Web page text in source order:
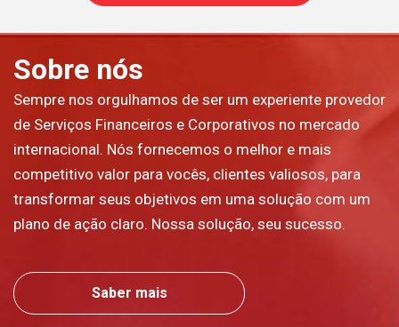
Sobre nós
Sempre nos orgulhamos de ser um experiente provedor
de Serviços Financeiros e Corporativos no mercado
internacional. Nós fornecemos o melhor e mais
competitivo valor para vocês, clientes valiosos, para
transformar seus objetivos em uma solução com um
plano de ação claro. Nossa solução, seu sucesso.
Saber mais